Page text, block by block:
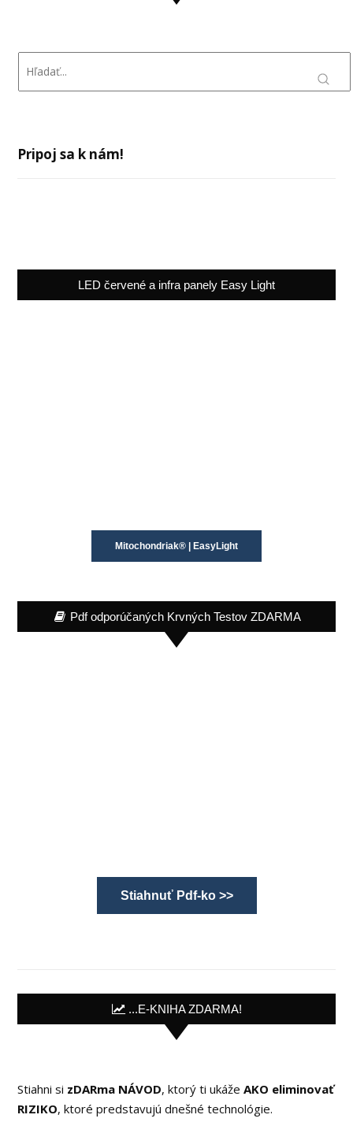
Pripoj sa k nám!
LED červené a infra panely Easy Light
Mitochondriak® | EasyLight
Pdf odporúčaných Krvných Testov ZDARMA
Stiahnuť Pdf-ko >>
...E-KNIHA ZDARMA!
Stiahni si zDARma NÁVOD, ktorý ti ukážeAKO eliminovať
RIZIKO, ktoré predstavujú dnešné technológie.